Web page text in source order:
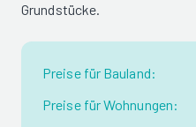
Grundstücke.
Preise für Bauland:
Preise für Wohnungen: